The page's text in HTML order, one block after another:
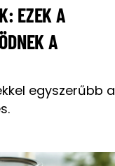
EZEK A
A
egyszerűbb a